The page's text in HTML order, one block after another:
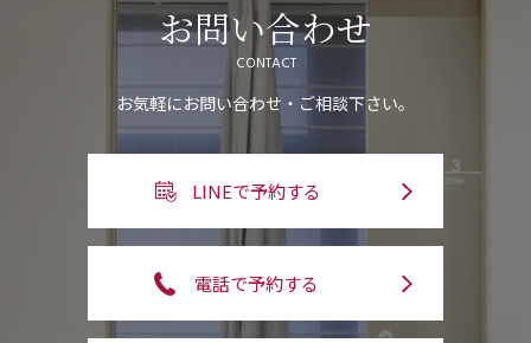
お問い合わせ
CONTACT
お気軽にお問い合わせ・ご相談下さい。
LINEで予約する
電話で予約する